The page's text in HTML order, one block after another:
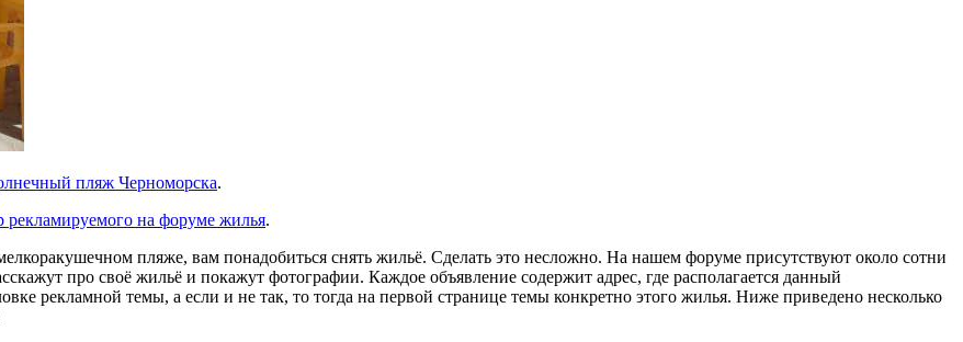
пляж Черноморска.
рекламируемого на форуме жилья.
пляже, вам понадобиться снять жильё. Сделать это несложно. На нашем форуме присутствуют около сотни
про своё жильё и покажут фотографии. Каждое объявление содержит адрес, где располагается данный
рекламной темы, а если и не так, то тогда на первой странице темы конкретно этого жилья. Ниже приведено несколько